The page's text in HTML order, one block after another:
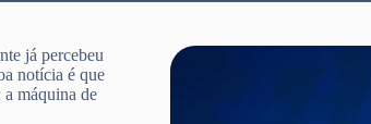
já percebeu
notícia é que
a máquina de